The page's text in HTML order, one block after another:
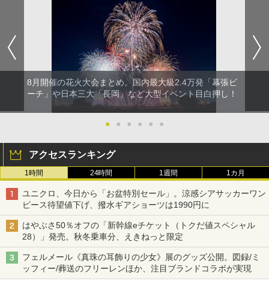
8月開催の花火大会まとめ。国内最大級2.4万発「幕張ビ
ーチ」や日本三大「長岡」など大型イベント目白押し！
● ● ● ● ● ●
アクセスランキング
1時間 24時間 1週間 1カ月
ユニクロ、今日から「お盆特別セール」。涼感シアサッカーワン
ピース待望値下げ、撥水ギアショーツは1990円に
はやぶさ50％オフの「新幹線eチケット（トクだ値スペシャル
28）」発売。秋冬乗車分、えきねっと限定
フェルメール《真珠の耳飾りの少女》展のグッズ公開。図録/ミ
ッフィー/葬送のフリーレンほか、注目ブランドコラボが実現